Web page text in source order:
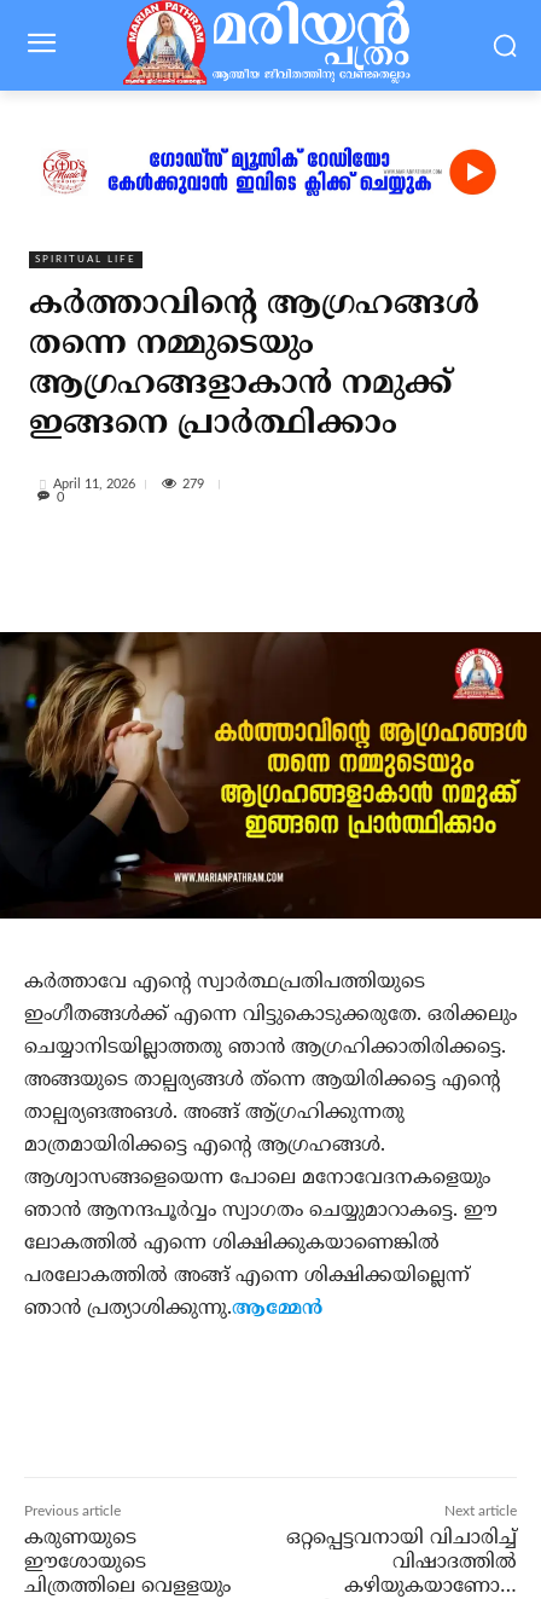
SPIRITUAL LIFE
കര്‍ത്താവിന്റെ ആഗ്രഹങ്ങള്‍
തന്നെ നമ്മുടെയും
ആഗ്രഹങ്ങളാകാന്‍ നമുക്ക്
ഇങ്ങനെ പ്രാര്‍ത്ഥിക്കാം
April 11, 2026
279
0
കര്‍ത്താവേ എന്റെ സ്വാര്‍ത്ഥപ്രതിപത്തിയുടെ
ഇംഗീതങ്ങള്‍ക്ക് എന്നെ വിട്ടുകൊടുക്കരുതേ. ഒരിക്കലും
ചെയ്യാനിടയില്ലാത്തതു ഞാന്‍ ആഗ്രഹിക്കാതിരിക്കട്ടെ.
അങ്ങയുടെ താല്പര്യങ്ങള്‍ ത്‌ന്നെ ആയിരിക്കട്ടെ എന്റെ
താല്പര്യങഅങള്‍. അങ്ങ് ആ്ഗ്രഹിക്കുന്നതു
മാത്രമായിരിക്കട്ടെ എന്റെ ആഗ്രഹങ്ങള്‍.
ആശ്വാസങ്ങളെയെന്ന പോലെ മനോവേദനകളെയും
ഞാന്‍ ആനന്ദപൂര്‍വ്വം സ്വാഗതം ചെയ്യുമാറാകട്ടെ. ഈ
ലോകത്തില്‍ എന്നെ ശിക്ഷിക്കുകയാണെങ്കില്‍
പരലോകത്തില്‍ അങ്ങ് എന്നെ ശിക്ഷിക്കയില്ലെന്ന്
ഞാന്‍ പ്രത്യാശിക്കുന്നു.ആമ്മേന്‍
Previous article
കരുണയുടെ
ഈശോയുടെ
ചിത്രത്തിലെ വെളളയും
Next article
ഒറ്റപ്പെട്ടവനായി വിചാരിച്ച്
വിഷാദത്തില്‍
കഴിയുകയാണോ…